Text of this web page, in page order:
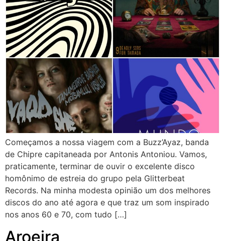
Começamos a nossa viagem com a Buzz’Ayaz, banda
de Chipre capitaneada por Antonis Antoniou. Vamos,
praticamente, terminar de ouvir o excelente disco
homônimo de estreia do grupo pela Glitterbeat
Records. Na minha modesta opinião um dos melhores
discos do ano até agora e que traz um som inspirado
nos anos 60 e 70, com tudo […]
Aroeira